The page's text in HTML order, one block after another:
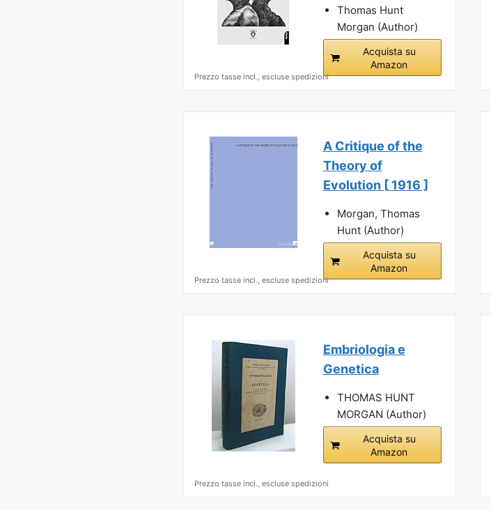
Thomas Hunt
Morgan (Author)
Acquista su
Amazon
Prezzo tasse incl., escluse spedizioni
A Critique of the
Theory of
Evolution [ 1916 ]
Morgan, Thomas
Hunt (Author)
Acquista su
Amazon
Prezzo tasse incl., escluse spedizioni
Embriologia e
Genetica
THOMAS HUNT
MORGAN (Author)
Acquista su
Amazon
Prezzo tasse incl., escluse spedizioni